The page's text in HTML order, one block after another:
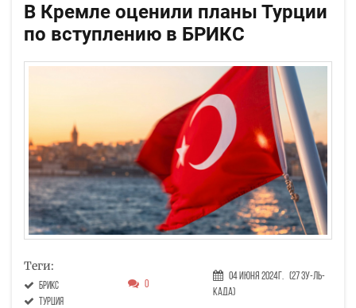
В Кремле оценили планы Турции
по вступлению в БРИКС
Теги:
БРИКС
Турция
0
04 Июня 2024г.
(27 Зу-ль-
када)